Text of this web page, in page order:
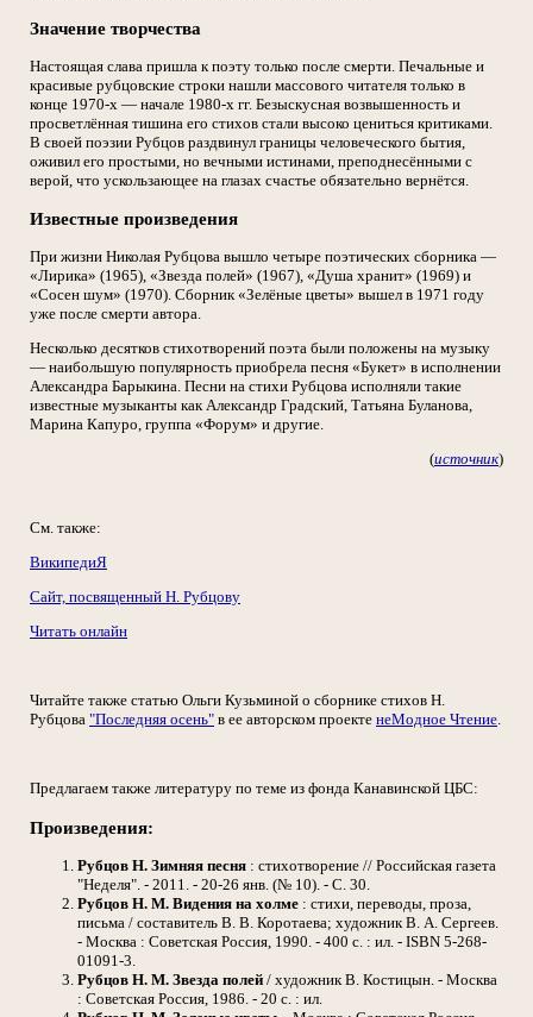
Значение творчества
Настоящая слава пришла к поэту только после смерти. Печальные и
красивые рубцовские строки нашли массового читателя только в
конце 1970-х — начале 1980-х гг. Безыскусная возвышенность и
просветлённая тишина его стихов стали высоко цениться критиками.
В своей поэзии Рубцов раздвинул границы человеческого бытия,
оживил его простыми, но вечными истинами, преподнесёнными с
верой, что ускользающее на глазах счастье обязательно вернётся.
Известные произведения
При жизни Николая Рубцова вышло четыре поэтических сборника —
«Лирика» (1965), «Звезда полей» (1967), «Душа хранит» (1969) и
«Сосен шум» (1970). Сборник «Зелёные цветы» вышел в 1971 году
уже после смерти автора.
Несколько десятков стихотворений поэта были положены на музыку
— наибольшую популярность приобрела песня «Букет» в исполнении
Александра Барыкина. Песни на стихи Рубцова исполняли такие
известные музыканты как Александр Градский, Татьяна Буланова,
Марина Капуро, группа «Форум» и другие.
(источник)
См. также:
ВикипедиЯ
Сайт, посвященный Н. Рубцову
Читать онлайн
Читайте также статью Ольги Кузьминой о сборнике стихов Н.
Рубцова "Последняя осень" в ее авторском проекте неМодное Чтение.
Предлагаем также литературу по теме из фонда Канавинской ЦБС:
Произведения:
Рубцов Н. Зимняя песня : стихотворение // Российская газета
"Неделя". - 2011. - 20-26 янв. (№ 10). - С. 30.
Рубцов Н. М. Видения на холме : стихи, переводы, проза,
письма / составитель В. В. Коротаева; художник В. А. Сергеев.
- Москва : Советская Россия, 1990. - 400 с. : ил. - ISBN 5-268-
01091-3.
Рубцов Н. М. Звезда полей / художник В. Костицын. - Москва
: Советская Россия, 1986. - 20 с. : ил.